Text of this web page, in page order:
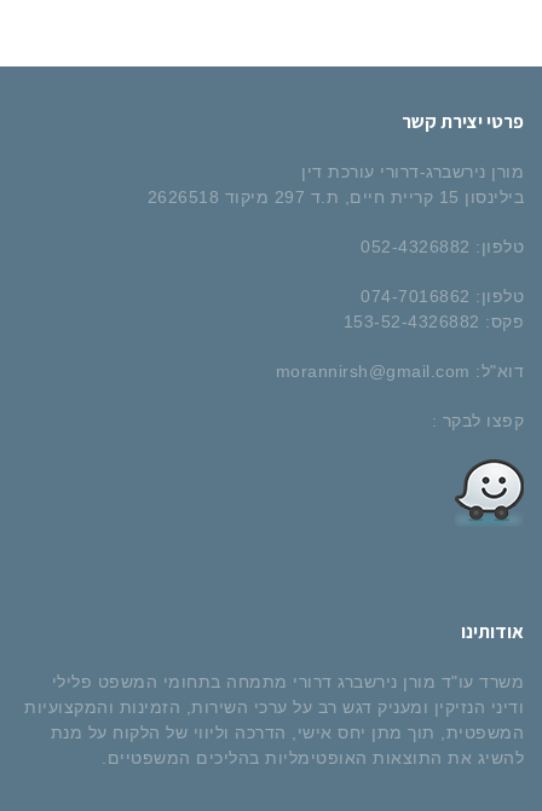
פרטי יצירת קשר
מורן נירשברג-דרורי עורכת דין
בילינסון 15 קריית חיים​, ת.ד 297 מיקוד 2626518
טלפון: 052-4326882​
טלפון: 074-7016862
פקס: 153-52-4326882
דוא"ל: morannirsh@gmail.com
קפצו לבקר :
אודותינו
משרד עו"ד מורן נירשברג דרורי מתמחה בתחומי המשפט פלילי
ודיני הנזיקין ומעניק דגש רב על ערכי השירות, הזמינות והמקצועיות
המשפטית, תוך מתן יחס אישי, הדרכה וליווי של הלקוח על מנת
להשיג את התוצאות האופטימליות בהליכים המשפטיים.